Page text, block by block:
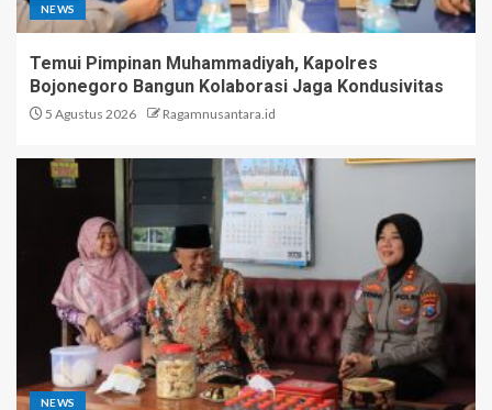
NEWS
Temui Pimpinan Muhammadiyah, Kapolres
Bojonegoro Bangun Kolaborasi Jaga Kondusivitas
5 Agustus 2026 Ragamnusantara.id
NEWS